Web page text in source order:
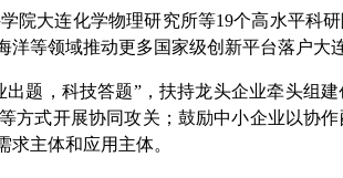
大连化学物理研究所等19个高水平科研
等领域推动更多国家级创新平台落户大连
，科技答题”，扶持龙头企业牵头组
方式开展协同攻关；鼓励中小企业以协
主体和应用主体。